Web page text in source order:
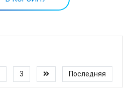
3 Последняя